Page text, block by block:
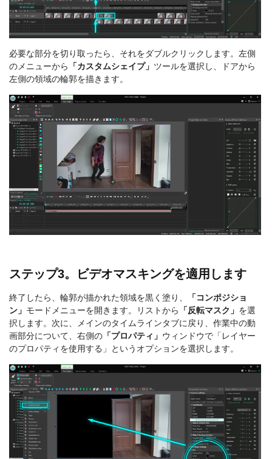
必要な部分を切り取ったら、それをダブルクリックします。左側
のメニューから
「カスタムシェイプ」 ツールを選択し、ドアから
左側の領域の輪郭を描きます。
ステップ3。ビデオマスキングを適用します
終了したら、輪郭が描かれた領域を黒く塗り、
「コンポジショ
ン」 モードメニューを開きます。リストから 「反転マスク」 を選
択します。次に、メインのタイムラインタブに戻り、作業中の動
画部分について、右側の 「プロパティ」 ウィンドウで「レイヤー
のプロパティを使用する」というオプションを選択します。